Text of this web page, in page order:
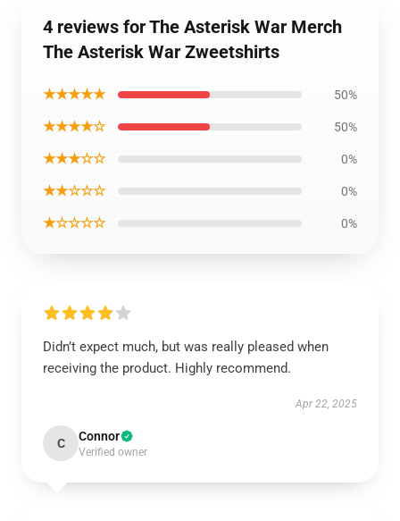
4 reviews for The Asterisk War Merch
The Asterisk War Zweetshirts
★★★★★ 50%
★★★★☆ 50%
★★★☆☆ 0%
★★☆☆☆ 0%
★☆☆☆☆ 0%
Didn’t expect much, but was really pleased when
receiving the product. Highly recommend.
Apr 22, 2025
C Connor
Verified owner